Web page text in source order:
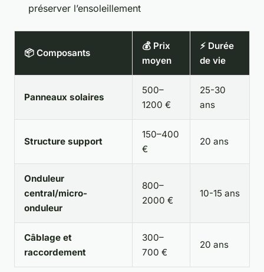
préserver l’ensoleillement
📦 Composants
💰 Prix
moyen
⚡ Durée
de vie
Panneaux solaires
500–
1200 €
25-30
ans
Structure support
150–400
€
20 ans
Onduleur
central/micro-
onduleur
800–
2000 €
10-15 ans
Câblage et
raccordement
300–
700 €
20 ans